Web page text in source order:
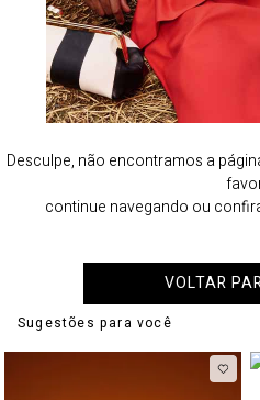
Desculpe, não encontramos a
continue navegando ou
VOLTAR
Sugestões para você